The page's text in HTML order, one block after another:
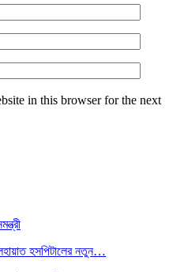
in this browser for the next
হসপিটালের নতুন…